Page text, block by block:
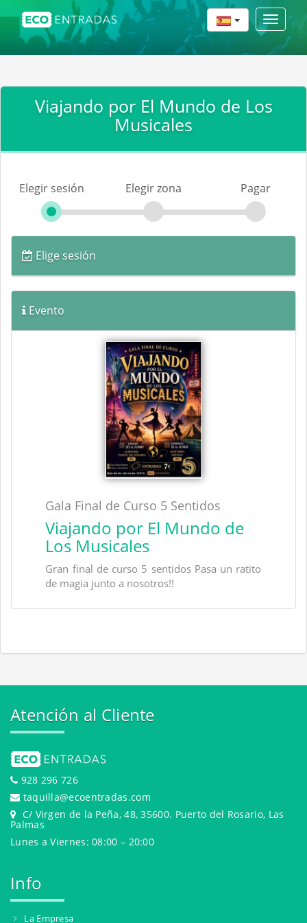
Toggle
Viajando por El Mundo de Los
Musicales
Elegir sesión Elegir zona Pagar
Elige sesión
Evento
Gala Final de Curso 5 Sentidos
Viajando por El Mundo de
Los Musicales
Gran final de curso 5 sentidos Pasa un ratito
de magia junto a nosotros!!
Atención al Cliente
928 296 726
taquilla@ecoentradas.com
C/ Virgen de la Peña, 48, 35600. Puerto del Rosario, Las
Palmas
Lunes a Viernes: 08:00 – 20:00
Info
La Empresa